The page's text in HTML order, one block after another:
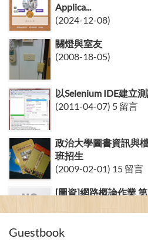
Applica...
(2024-12-08)
關燈與室友
(2008-18-05)
以Selenium IDE建立
(2011-04-07) 5 留言
政治大學圖書資訊與
班招生
(2009-02-01) 15 留言
[圖資]網路概論作業
Guestbook